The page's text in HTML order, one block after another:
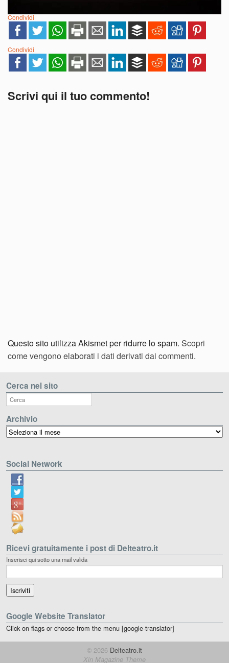
Condividi
Condividi
Scrivi qui il tuo commento!
Questo sito utilizza Akismet per ridurre lo spam. Scopri
come vengono elaborati i dati derivati dai commenti.
Cerca nel sito
Archivio
Archivio
Social Network
Ricevi gratuitamente i post di Delteatro.it
Inserisci qui sotto una mail valida
Google Website Translator
Click on flags or choose from the menu [google-translator]
© 2026 Delteatro.it
Xin Magazine Theme